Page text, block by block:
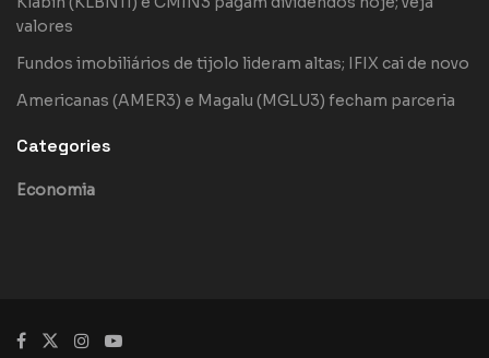
valores
Fundos imobiliários de tijolo lideram altas; IFIX cai de novo
Americanas (AMER3) e Magalu (MGLU3) fecham parceria
Categories
Economia